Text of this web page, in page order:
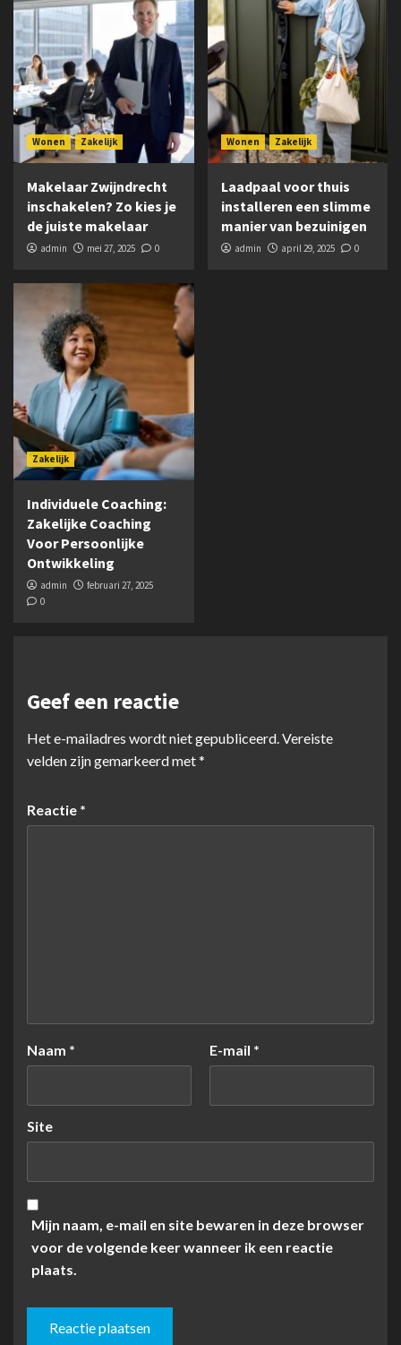
Wonen Zakelijk
Makelaar Zwijndrecht
inschakelen? Zo kies je
de juiste makelaar
admin mei 27, 2025 0
Wonen Zakelijk
Laadpaal voor thuis
installeren een slimme
manier van bezuinigen
admin april 29, 2025 0
Zakelijk
Individuele Coaching:
Zakelijke Coaching
Voor Persoonlijke
Ontwikkeling
admin
februari 27, 2025
0
Geef een reactie
Het e-mailadres wordt niet gepubliceerd.Vereiste
velden zijn gemarkeerd met*
Reactie *
Naam * E-mail *
Site
Mijn naam, e-mail en site bewaren in deze browser
voor de volgende keer wanneer ik een reactie
plaats.